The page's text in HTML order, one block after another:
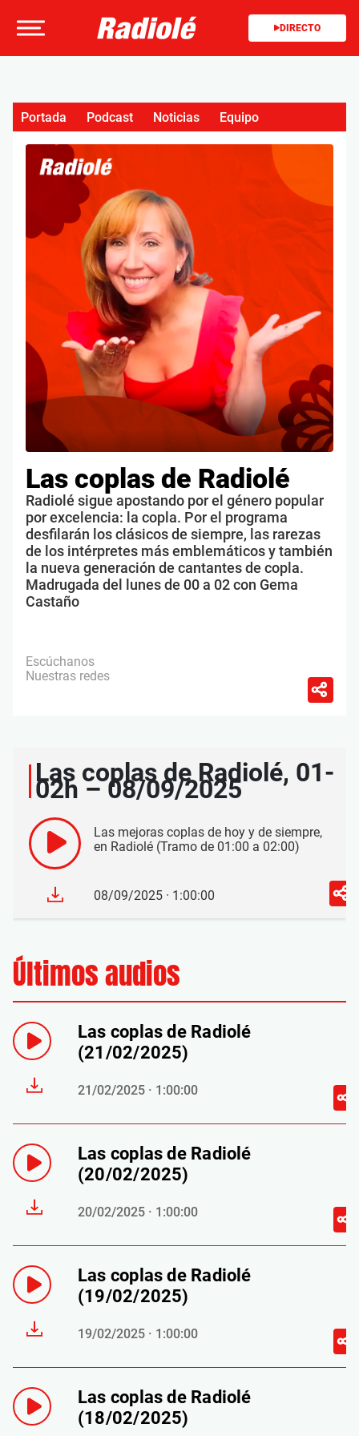
DIRECTO
Las coplas de Radiolé
Radiolé sigue apostando por el género popular
por excelencia: la copla. Por el programa
desfilarán los clásicos de siempre, las rarezas
de los intérpretes más emblemáticos y también
la nueva generación de cantantes de copla.
Madrugada del lunes de 00 a 02 con Gema
Castaño
Escúchanos
Nuestras redes
Portada Podcast Noticias Equipo
Las coplas de Radiolé, 01-
02h – 08/09/2025
Las mejoras coplas de hoy y de siempre,
en Radiolé (Tramo de 01:00 a 02:00)
08/09/2025 · 1:00:00
Últimos audios
Las coplas de Radiolé
(21/02/2025)
21/02/2025 · 1:00:00
Las coplas de Radiolé
(20/02/2025)
20/02/2025 · 1:00:00
Las coplas de Radiolé
(19/02/2025)
19/02/2025 · 1:00:00
Las coplas de Radiolé
(18/02/2025)